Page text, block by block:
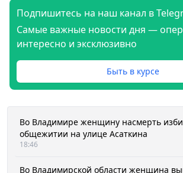
Подпишитесь на наш канал в
Самые важные новости дня —
интересно и эксклюзивно
Быть в курсе
Во Владимире женщину насмерть
общежитии на улице Асаткина
18:46
Во Владимирской области женщина